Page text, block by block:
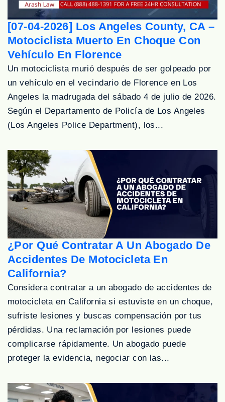
[07-04-2026] Los Angeles County, CA –
Motociclista Muerto En Choque Con
Vehículo En Florence
Un motociclista murió después de ser golpeado por
un vehículo en el vecindario de Florence en Los
Angeles la madrugada del sábado 4 de julio de 2026.
Según el Departamento de Policía de Los Angeles
(Los Angeles Police Department), los...
¿Por Qué Contratar A Un Abogado De
Accidentes De Motocicleta En
California?
Considera contratar a un abogado de accidentes de
motocicleta en California si estuviste en un choque,
sufriste lesiones y buscas compensación por tus
pérdidas. Una reclamación por lesiones puede
complicarse rápidamente. Un abogado puede
proteger la evidencia, negociar con las...